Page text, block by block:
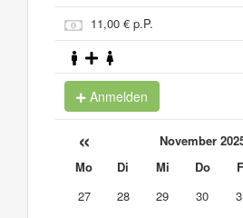
11,00 € p.P.
Anmelden
« November
Mo Di Mi Do
27
28 29 30